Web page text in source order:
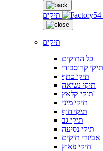
תיקים
תיקים
כל התיקים
תיקי קרוסבודי
תיקי כתף
תיקי נשיאה
תיקי קלאץ'
תיקי מיני
תיקי חוף
תיקי גב
תיקי נסיעה
אביזרי תיקים
תיקי פאוץ'